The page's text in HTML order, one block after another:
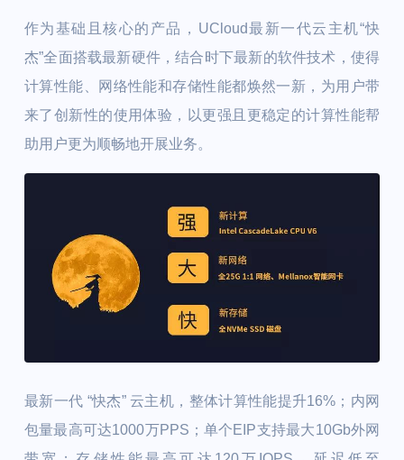
作为基础且核心的产品，UCloud最新一代云主机“快
杰”全面搭载最新硬件，结合时下最新的软件技术，使得
计算性能、网络性能和存储性能都焕然一新，为用户带
来了创新性的使用体验，以更强且更稳定的计算性能帮
助用户更为顺畅地开展业务。
最新一代 “快杰” 云主机，整体计算性能提升16%；内网
包量最高可达1000万PPS；单个EIP支持最大10Gb外网